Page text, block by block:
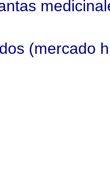
(mercado